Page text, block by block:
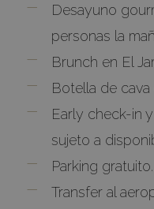
Desayuno
personas la
Brunch en El
Botella de cava
Early check-in
sujeto a
Parking gratuito.
Transfer al